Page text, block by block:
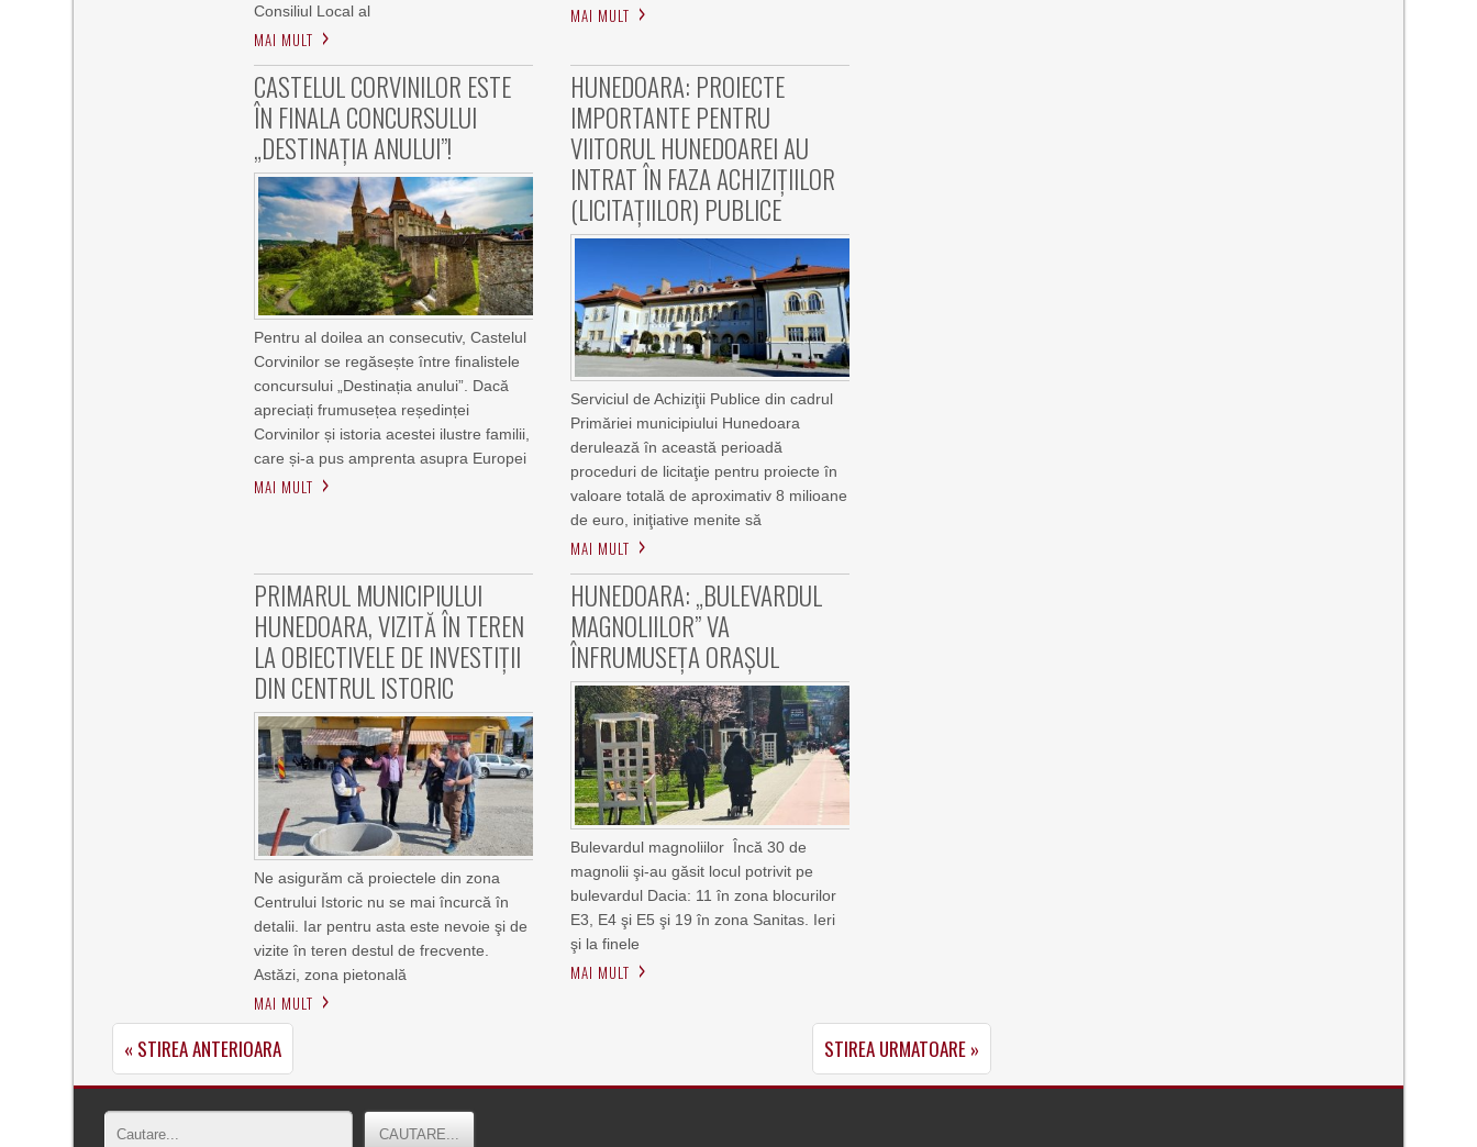
Consiliul Local al
MAI MULT
MAI MULT
CASTELUL CORVINILOR ESTE
ÎN FINALA CONCURSULUI
„DESTINAȚIA ANULUI”!
Pentru al doilea an consecutiv, Castelul
Corvinilor se regăsește între finalistele
concursului „Destinația anului”. Dacă
apreciați frumusețea reședinței
Corvinilor și istoria acestei ilustre familii,
care și-a pus amprenta asupra Europei
MAI MULT
HUNEDOARA: PROIECTE
IMPORTANTE PENTRU
VIITORUL HUNEDOAREI AU
INTRAT ÎN FAZA ACHIZIŢIILOR
(LICITAŢIILOR) PUBLICE
Serviciul de Achiziţii Publice din cadrul
Primăriei municipiului Hunedoara
derulează în această perioadă
proceduri de licitaţie pentru proiecte în
valoare totală de aproximativ 8 milioane
de euro, iniţiative menite să
MAI MULT
PRIMARUL MUNICIPIULUI
HUNEDOARA, VIZITĂ ÎN TEREN
LA OBIECTIVELE DE INVESTIȚII
DIN CENTRUL ISTORIC
Ne asigurăm că proiectele din zona
Centrului Istoric nu se mai încurcă în
detalii. Iar pentru asta este nevoie şi de
vizite în teren destul de frecvente.
Astăzi, zona pietonală
MAI MULT
HUNEDOARA: „BULEVARDUL
MAGNOLIILOR” VA
ÎNFRUMUSEȚA ORAȘUL
Bulevardul magnoliilor Încă 30 de
magnolii şi-au găsit locul potrivit pe
bulevardul Dacia: 11 în zona blocurilor
E3, E4 şi E5 şi 19 în zona Sanitas. Ieri
şi la finele
MAI MULT
« STIREA ANTERIOARA STIREA URMATOARE »